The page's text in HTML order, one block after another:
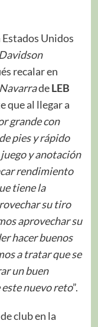
Estados Unidos
Davidson
recalar en
deLEB
que al llegar a
grande con
pies y rápido
y anotación
rendimiento
tiene la
su tiro
aprovechar su
hacer buenos
a tratar que se
un buen
nuevo reto”.
club en la